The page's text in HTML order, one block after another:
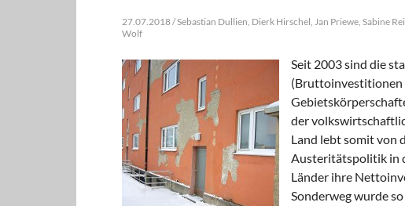
27.07.2018 / Sebastian Dullien, Dierk Hirschel, Jan Priewe, Sabine
Wolf
Seit 2003 sind die
(Bruttoinvestitionen
der
Land lebt somit von
Austeritätspolitik in
Länder ihre
Sonderweg wurde